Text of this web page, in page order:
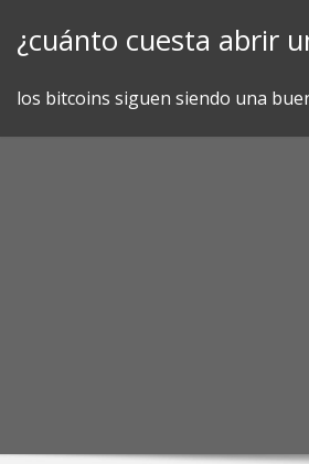
¿cuánto cuesta abrir
los bitcoins siguen siendo una